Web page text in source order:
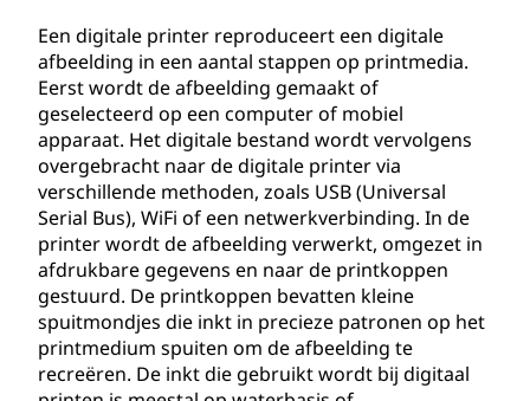
Een digitale printer reproduceert een digitale
afbeelding in een aantal stappen op printmedia.
Eerst wordt de afbeelding gemaakt of
geselecteerd op een computer of mobiel
apparaat. Het digitale bestand wordt vervolgens
overgebracht naar de digitale printer via
verschillende methoden, zoals USB (Universal
Serial Bus), WiFi of een netwerkverbinding. In de
printer wordt de afbeelding verwerkt, omgezet in
afdrukbare gegevens en naar de printkoppen
gestuurd. De printkoppen bevatten kleine
spuitmondjes die inkt in precieze patronen op het
printmedium spuiten om de afbeelding te
recreëren. De inkt die gebruikt wordt bij digitaal